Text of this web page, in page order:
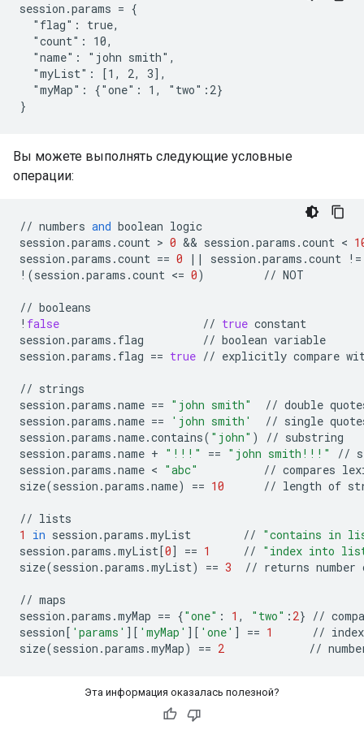
session.params = {
  "flag": true,
  "count": 10,
  "name": "john smith",
  "myList": [1, 2, 3],
  "myMap": {"one": 1, "two":2}
Вы можете выполнять следующие условные
операции:
// numbers and boolean logic
session .params .count > 0 && session .params .count <
session .params .count == 0 || session .params .count !=
! (session .params .count <= 0) // NOT
// booleans
! false // true constant
session .params . flag // boolean variable
session .params . flag == true // explicitly compare
// strings
session .params .name == "john smith" // double
session .params .name == 'john smith' // single
session .params .name.contains( "john" ) // substring
session .params .name + "!!!" == "john smith!!!" //
session .params .name < "abc" // compares
size(session .params .name) == 10 // length of
// lists
1
in session .params .myList // "contains in
session .params .myList[0] == 1 // "index into
size(session .params .myList) == 3 // returns number
// maps
session .params .myMap == {"one" : 1 , "two" : 2} //
session[ 'params' ][ 'myMap' ][ 'one' ] == 1 // index
size(session .params .myMap) == 2 //
Эта информация оказалась полезной?